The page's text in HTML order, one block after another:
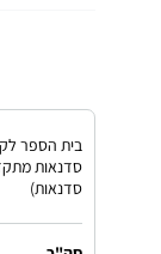
סדנאות)